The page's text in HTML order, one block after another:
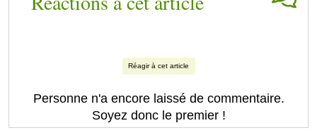
Réagir à cet article
Personne n'a encore laissé de commentaire.
Soyez donc le premier !